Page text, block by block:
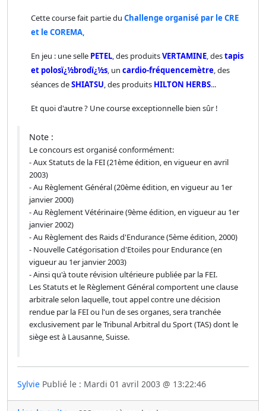
Cette course fait partie du Challenge organisé par le CRE
et le COREMA,
En jeu : une selle PETEL, des produitsVERTAMINE, destapis
et polosï¿½brodï¿½s, un cardio-fréquencemètre,des
séances deSHIATSU,des produits HILTON HERBS...
Et quoi d'autre ? Une course exceptionnelle bien sûr !
Note :
Le concours est organisé conformément:
- Aux Statuts de la FEI (21ème édition, en vigueur en avril
2003)
- Au Règlement Général (20ème édition, en vigueur au 1er
janvier 2000)
- Au Règlement Vétérinaire (9ème édition, en vigueur au 1er
janvier 2002)
- Au Règlement des Raids d'Endurance (5ème édition, 2000)
- Nouvelle Catégorisation d'Etoiles pour Endurance (en
vigueur au 1er janvier 2003)
- Ainsi qu'à toute révision ultérieure publiée par la FEI.
Les Statuts et le Règlement Général comportent une clause
arbitrale selon laquelle, tout appel contre une décision
rendue par la FEI ou l'un de ses organes, sera tranchée
exclusivement par le Tribunal Arbitral du Sport (TAS) dont le
siège est à Lausanne, Suisse.
Sylvie Publié le : Mardi 01 avril 2003 @ 13:22:46